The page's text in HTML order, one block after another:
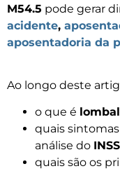
M54.5 pode gerar
acidente,
aposentadoria da
Ao longo deste
o que é
quais
análise do INSS
quais são os